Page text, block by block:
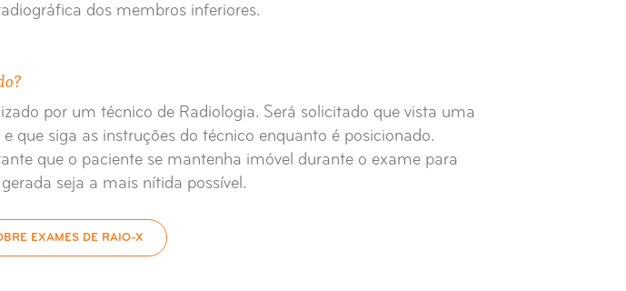
dos membros inferiores.
por um técnico de Radiologia. Será solicitado que vista uma
que siga as instruções do técnico enquanto é posicionado.
que o paciente se mantenha imóvel durante o exame para
seja a mais nítida possível.
EXAMES DE RAIO-X